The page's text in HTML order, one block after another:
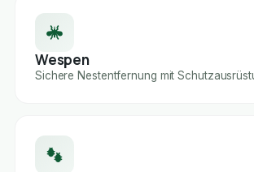
Wespen
Sichere Nestentfernung mit